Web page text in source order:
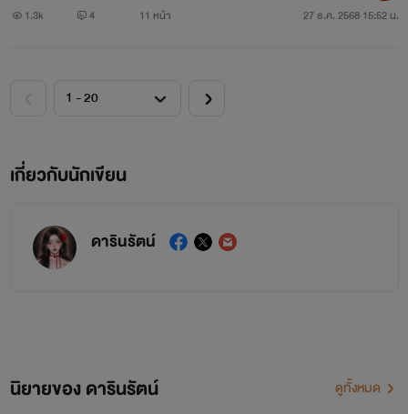
1.3k 4 11 หน้า 27 ธ.ค. 2568 15:52 น.
เกี่ยวกับนักเขียน
ดารินรัตน์
นิยายของ ดารินรัตน์ ดูทั้งหมด